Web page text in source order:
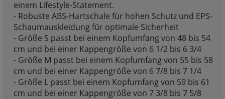
einem Lifestyle-Statement.
- Robuste ABS-Hartschale für hohen Schutz und EPS-
Schaumauskleidung für optimale Sicherheit
- Größe S passt bei einem Kopfumfang von 48 bis 54
cm und bei einer Kappengröße von 6 1/2 bis 6 3/4
- Größe M passt bei einem Kopfumfang von 55 bis 58
cm und bei einer Kappengröße von 6 7/8 bis 7 1/4
- Größe L passt bei einem Kopfumfang von 59 bis 61
cm und bei einer Kappengröße von 7 3/8 bis 7 5/8